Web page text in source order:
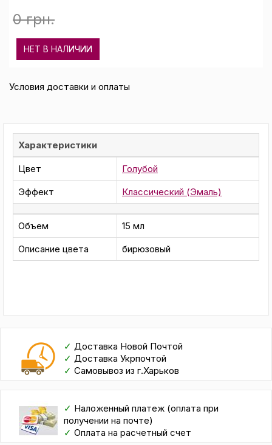
0 грн.
НЕТ В НАЛИЧИИ
Условия доставки и оплаты
Характеристики
Цвет
Голубой
Эффект
Классический (Эмаль)
Объем
15 мл
Описание цвета
бирюзовый
✓ Доставка Новой Почтой
✓ Доставка Укрпочтой
✓ Самовывоз из г.Харьков
✓ Наложенный платеж (оплата при
получении на почте)
✓ Оплата на расчетный счет